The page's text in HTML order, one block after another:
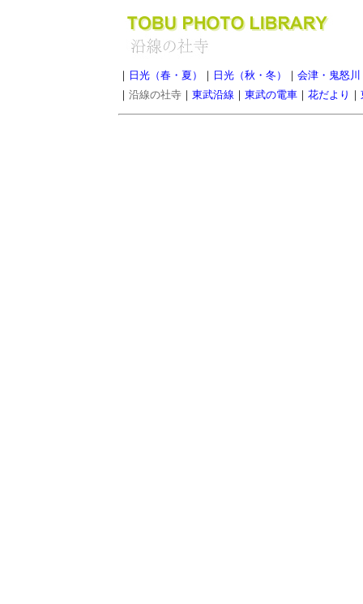
｜ 日光（春・夏） ｜ 日光（秋・冬） ｜ 会津・鬼怒川
｜ 沿線の社寺 ｜ 東武沿線 ｜ 東武の電車 ｜ 花だより ｜